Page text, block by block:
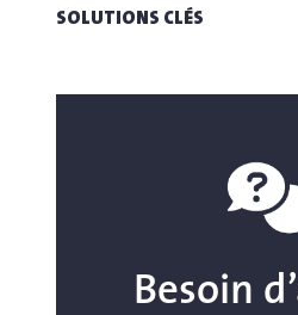
SOLUTIONS CLÉS
Besoin